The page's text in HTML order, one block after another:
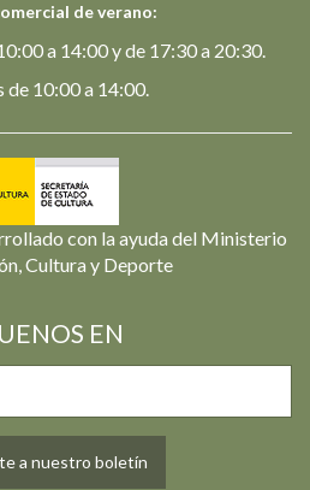
de verano:
a 14:00 y de 17:30 a 20:30.
de 10:00 a 14:00.
con la ayuda del Ministerio
Cultura y Deporte
EN
a nuestro boletín